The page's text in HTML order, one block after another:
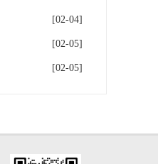
[02-04]
[02-05]
[02-05]